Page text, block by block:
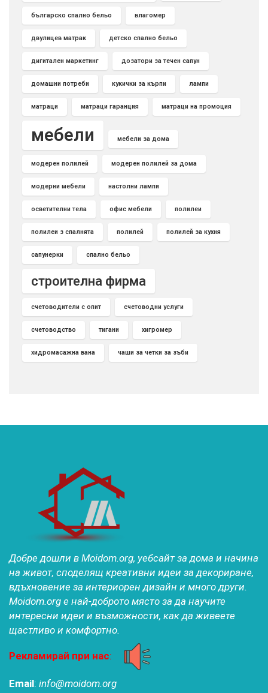
българско спално бельо влагомер
двулицев матрак детско спално бельо
дигитален маркетинг дозатори за течен сапун
домашни потреби кукички за кърпи лампи
матраци матраци гаранция матраци на промоция
мебели мебели за дома
модерен полилей модерен полилей за дома
модерни мебели настолни лампи
осветителни тела офис мебели полилеи
полилеи з спалнята полилей полилей за кухня
сапунерки спално бельо
строителна фирма
счетоводители с опит счетоводни услуги
счетоводство тигани хигромер
хидромасажна вана чаши за четки за зъби
Добре дошли в Moidom.org, уебсайт за дома и начина
на живот, споделящ креативни идеи за декориране,
вдъхновение за интериорен дизайн и много други.
Moidom.org е най-доброто място за да научите
интересни идеи и възможности, как да живеете
щастливо и комфортно.
Рекламирай при нас:
Email: info@moidom.org